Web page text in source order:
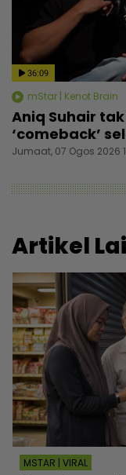
36:09
mStar | Kenot Brain
Aniq Suhair
‘comeback’
Jumaat, 07 Ogos 2026
Artikel
MSTAR | VIRAL